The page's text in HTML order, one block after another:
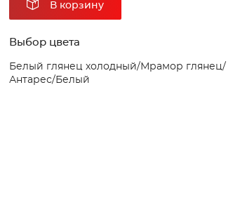
В корзину
Выбор цвета
Белый глянец холодный/Мрамор глянец/
Антарес/Белый